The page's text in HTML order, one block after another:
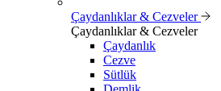
Çaydanlıklar & Cezveler
Çaydanlıklar & Cezveler
Çaydanlık
Cezve
Sütlük